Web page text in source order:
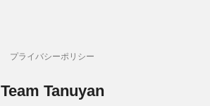
プライバシーポリシー
Team Tanuyan